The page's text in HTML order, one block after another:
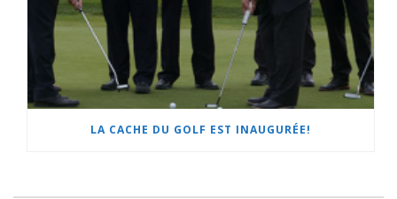
LA CACHE DU GOLF EST INAUGURÉE!